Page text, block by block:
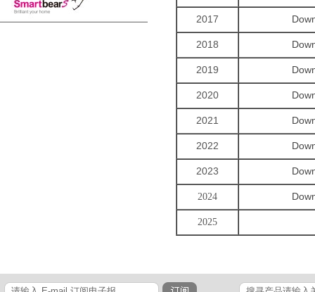
2017
2018
2019
2020
2021
2022
2023
2024
2025